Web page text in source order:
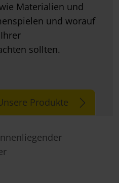
Materialien und
und worauf
sollten.
Produkte